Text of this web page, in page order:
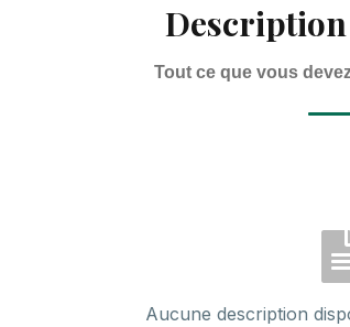
Tout ce que vous
Aucune description